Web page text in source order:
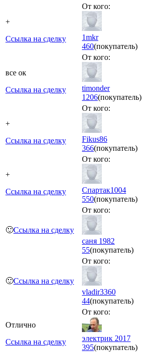
+
Ссылка на сделку
От кого:
1mkr
460(покупатель)
все ок
Ссылка на сделку
От кого:
timonder
1206(покупатель)
+
Ссылка на сделку
От кого:
Fikus86
366(покупатель)
+
Ссылка на сделку
От кого:
Спартак1004
550(покупатель)
🙂Ссылка на сделку
От кого:
саня 1982
55(покупатель)
🙂Ссылка на сделку
От кого:
vladir3360
44(покупатель)
Отлично
Ссылка на сделку
От кого:
электрик 2017
395(покупатель)